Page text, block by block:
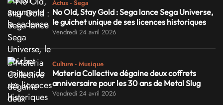
Actus - Sega
No Old, Stay Gold : Sega lance Sega Universe,
le guichet unique de ses licences historiques
Vendredi 24 avril 2026
Culture - Musique
Materia Collective dégaine deux coffrets
anniversaire pour les 30 ans de Metal Slug
Vendredi 24 avril 2026